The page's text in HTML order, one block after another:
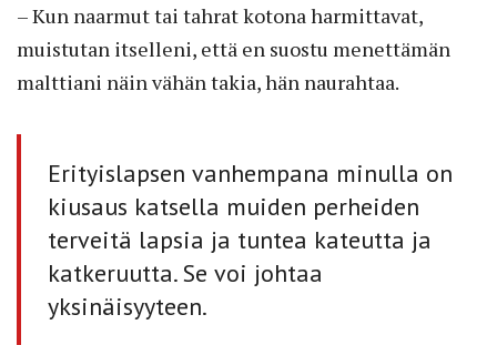
– Kun naarmut tai tahrat kotona harmittavat,
muistutan itselleni, että en suostu menettämän
malttiani näin vähän takia, hän naurahtaa.
Erityislapsen vanhempana minulla on
kiusaus katsella muiden perheiden
terveitä lapsia ja tuntea kateutta ja
katkeruutta. Se voi johtaa
yksinäisyyteen.